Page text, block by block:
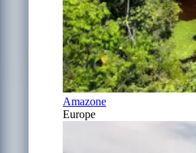
Amazone
Europe